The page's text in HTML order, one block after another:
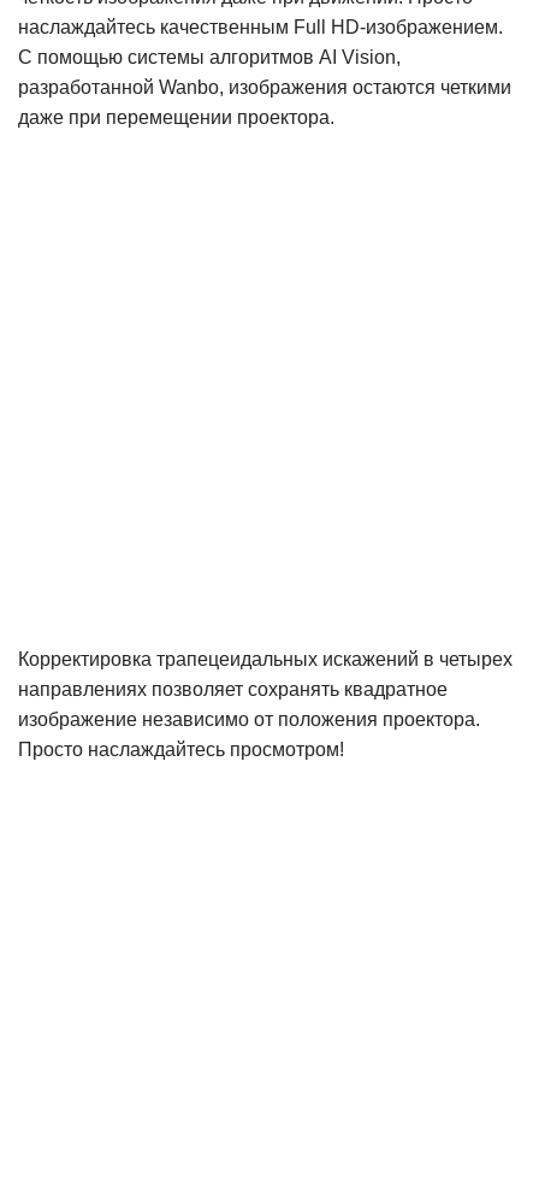
наслаждайтесь качественным Full HD-изображением.
С помощью системы алгоритмов AI Vision,
разработанной Wanbo, изображения остаются четкими
даже при перемещении проектора.
Корректировка трапецеидальных искажений в четырех
направлениях позволяет сохранять квадратное
изображение независимо от положения проектора.
Просто наслаждайтесь просмотром!